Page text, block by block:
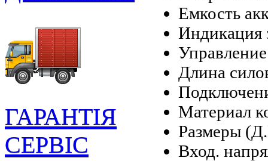
Емкость
Индикация
Длина
Материал
Размеры
Вход.
ГАРАНТІЯ
СЕРВІС